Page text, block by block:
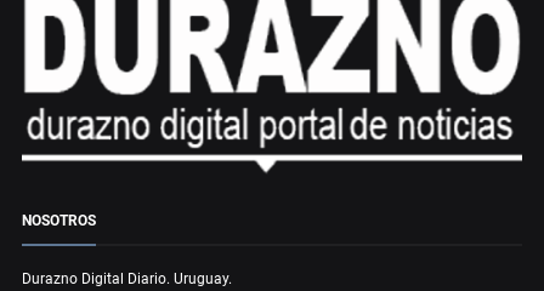
NOSOTROS
Durazno Digital Diario. Uruguay.